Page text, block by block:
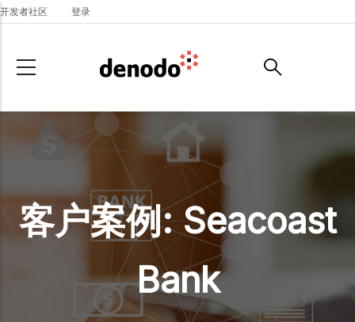
Skip to main content
开发者社区 登录
客户案例: Seacoast
Bank